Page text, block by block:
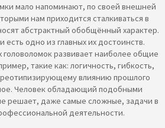
мало напоминают, по своей внешней
нам приходится сталкиваться в
абстрактный обобщённый характер.
есть одно из главных их достоинств.
развивает наиболее общие
такие как: логичность, гибкость,
влиянию прошлого
Человек обладающий подобными
решает, даже самые сложные, задачи в
деятельности.